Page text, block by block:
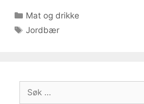
Kategorier
Mat og drikke
Stikkord
Jordbær
etter: